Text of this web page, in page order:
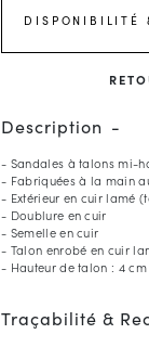
DISPONIBILITÉ
Description
- Sandales à talons mi-
- Fabriquées à la main
- Extérieur en cuir lamé
- Doublure en cuir
- Semelle en cuir
- Talon enrobé en cuir
- Hauteur de talon : 4 cm
Traçabilité &